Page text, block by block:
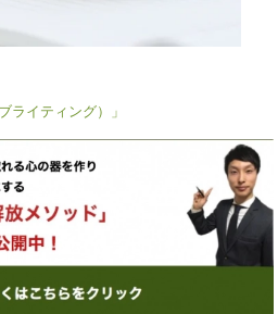
ライティング）」
ムズ・W・ペネベーカーが
ることや
。